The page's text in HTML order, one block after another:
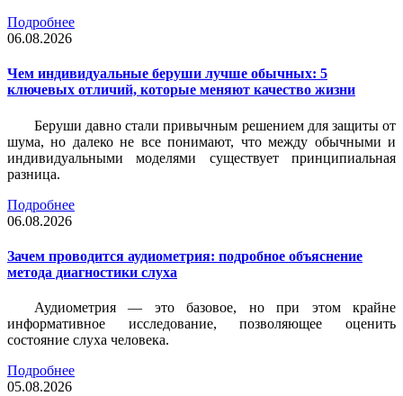
Подробнее
06.08.2026
Чем индивидуальные беруши лучше обычных: 5
ключевых отличий, которые меняют качество жизни
Беруши давно стали привычным решением для защиты от
шума, но далеко не все понимают, что между обычными и
индивидуальными моделями существует принципиальная
разница.
Подробнее
06.08.2026
Зачем проводится аудиометрия: подробное объяснение
метода диагностики слуха
Аудиометрия — это базовое, но при этом крайне
информативное исследование, позволяющее оценить
состояние слуха человека.
Подробнее
05.08.2026